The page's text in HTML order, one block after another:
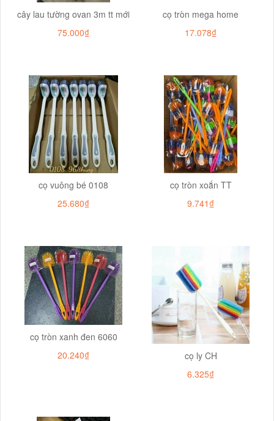
cây lau tường ovan 3m tt mới
75.000₫
cọ tròn mega home
17.078₫
cọ vuông bé 0108
25.680₫
cọ tròn xoắn TT
9.741₫
cọ tròn xanh đen 6060
20.240₫
cọ ly CH
6.325₫